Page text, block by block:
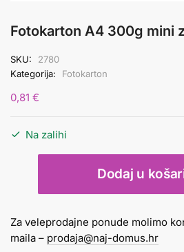
Fotokarton A4 300g mini
SKU:
2780
Kategorija:
Fotokarton
0,81 €
Na zalihi
zvijezdice
crvena
Dodaj u
Za veleprodajne ponude molimo
maila – prodaja@naj-domus.hr